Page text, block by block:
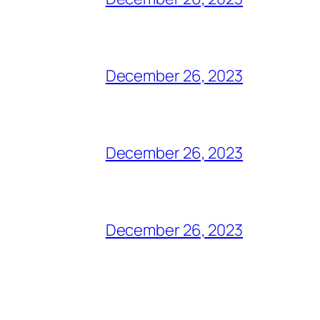
December 26, 2023
December 26, 2023
December 26, 2023